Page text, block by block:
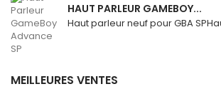
HAUT PARLEUR GAMEBOY...
Haut parleur neuf pour GBA
MEILLEURES VENTES